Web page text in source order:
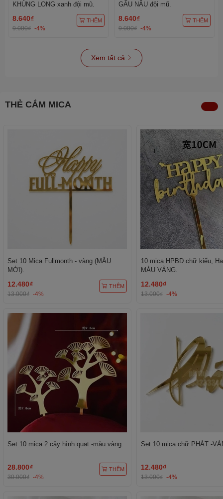
KHỦNG LONG xanh đội mũ.
8.640₫
9.000₫ -4%
THÊM
GẤU NÂU đội mũ.
8.640₫
9.000₫ -4%
THÊM
Xem tất cả
THẺ CẮM MICA
Set 10 Mica Fullmonth - vàng (MẪU
MỚI).
12.480₫
13.000₫ -4%
THÊM
10 mica HPBD chữ kiểu,
MÀU VÀNG.
12.480₫
13.000₫ -4%
Set 10 mica 2 cây hình quạt -màu vàng.
28.800₫
30.000₫ -4%
THÊM
Set 10 mica chữ PHÁT -
12.480₫
13.000₫ -4%